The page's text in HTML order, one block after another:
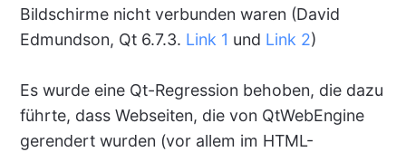
Bildschirme nicht verbunden waren (David
Edmundson, Qt 6.7.3. Link 1 und Link 2)
Es wurde eine Qt-Regression behoben, die dazu
führte, dass Webseiten, die von QtWebEngine
gerendert wurden (vor allem im HTML-